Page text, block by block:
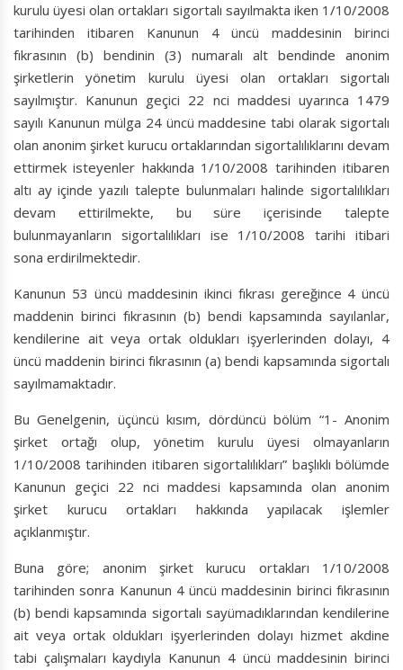
kurulu üyesi olan ortakları sigortalı sayılmakta iken 1/10/2008
tarihinden itibaren Kanunun 4 üncü maddesinin birinci
fıkrasının (b) bendinin (3) numaralı alt bendinde anonim
şirketlerin yönetim kurulu üyesi olan ortakları sigortalı
sayılmıştır. Kanunun geçici 22 nci maddesi uyarınca 1479
sayılı Kanunun mülga 24 üncü maddesine tabi olarak sigortalı
olan anonim şirket kurucu ortaklarından sigortalılıklarını devam
ettirmek isteyenler hakkında 1/10/2008 tarihinden itibaren
altı ay içinde yazılı talepte bulunmaları halinde sigortalılıkları
devam ettirilmekte, bu süre içerisinde talepte
bulunmayanların sigortalılıkları ise 1/10/2008 tarihi itibari
sona erdirilmektedir.
Kanunun 53 üncü maddesinin ikinci fıkrası gereğince 4 üncü
maddenin birinci fıkrasının (b) bendi kapsamında sayılanlar,
kendilerine ait veya ortak oldukları işyerlerinden dolayı, 4
üncü maddenin birinci fıkrasının (a) bendi kapsamında sigortalı
sayılmamaktadır.
Bu Genelgenin, üçüncü kısım, dördüncü bölüm “1- Anonim
şirket ortağı olup, yönetim kurulu üyesi olmayanların
1/10/2008 tarihinden itibaren sigortalılıkları” başlıklı bölümde
Kanunun geçici 22 nci maddesi kapsamında olan anonim
şirket kurucu ortakları hakkında yapılacak işlemler
açıklanmıştır.
Buna göre; anonim şirket kurucu ortakları 1/10/2008
tarihinden sonra Kanunun 4 üncü maddesinin birinci fıkrasının
(b) bendi kapsamında sigortalı sayümadıklarından kendilerine
ait veya ortak oldukları işyerlerinden dolayı hizmet akdine
tabi çalışmaları kaydıyla Kanunun 4 üncü maddesinin birinci